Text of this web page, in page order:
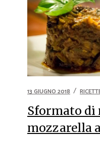
13 GIUGNO 2018
Sformato di
mozzarella